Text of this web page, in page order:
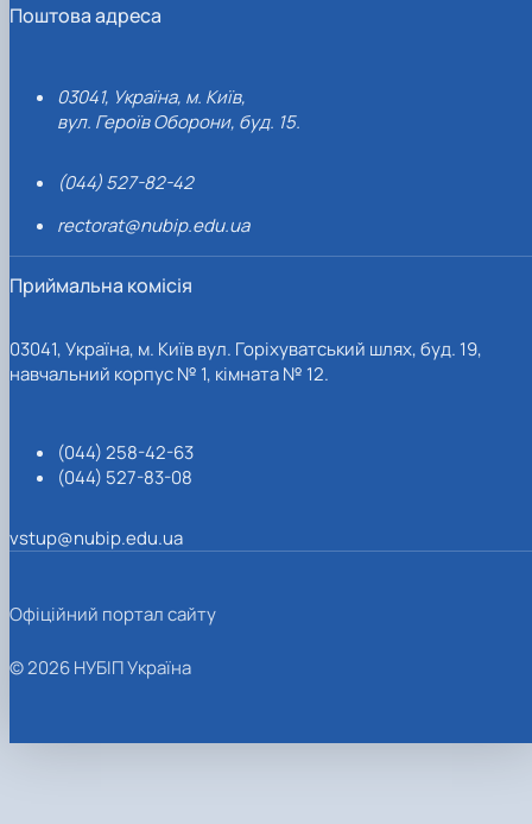
Поштова адреса
03041, Україна, м. Київ,
вул. Героїв Оборони, буд. 15.
(044) 527-82-42
rectorat@nubip.edu.ua
Приймальна комісія
03041, Україна, м. Київ вул. Горіхуватський шлях, буд. 19,
навчальний корпус № 1, кімната № 12.
(044) 258-42-63
(044) 527-83-08
vstup@nubip.edu.ua
Офіційний портал сайту
© 2026 НУБІП Україна